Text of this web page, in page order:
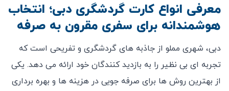
معرفی انواع کارت گردشگری دبی؛ انتخاب
هوشمندانه برای سفری مقرون ‌به‌ صرفه
دبی، شهری مملو از جاذبه ‌های گردشگری و تفریحی است که
تجربه ‌ای بی ‌نظیر را به بازدید کنندگان خود ارائه می ‌دهد. یکی
از بهترین روش ‌ها برای صرفه‌ جویی در هزینه‌ ها و بهره‌ برداری